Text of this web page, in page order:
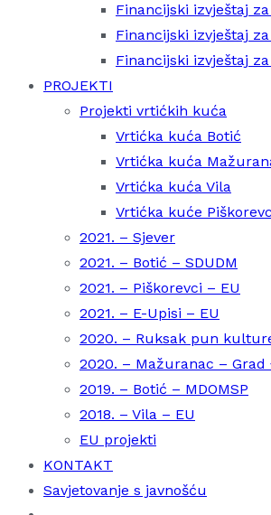
Financijski izvještaj
Financijski izvještaj
Financijski izvještaj
PROJEKTI
Projekti vrtićkih kuća
Vrtićka kuća Botić
Vrtićka kuća
Vrtićka kuća Vila
Vrtićka kuće
2021. – Sjever
2021. – Botić – SDUDM
2021. – Piškorevci – EU
2021. – E-Upisi – EU
2020. – Ruksak pun
2020. – Mažuranac – Grad
2019. – Botić – MDOMSP
2018. – Vila – EU
EU projekti
KONTAKT
Savjetovanje s javnošću